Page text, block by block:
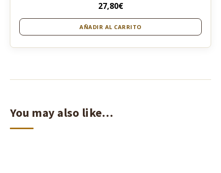
27,80€
AÑADIR AL CARRITO
You may also like…